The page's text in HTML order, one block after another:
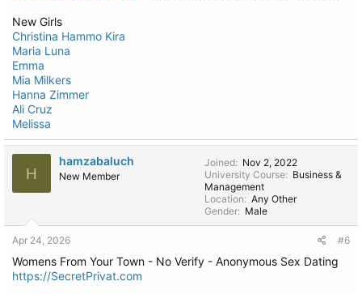
New Girls
Christina Hammo Kira
Maria Luna
Emma
Mia Milkers
Hanna Zimmer
Ali Cruz
Melissa
H
hamzabaluch
New Member
Joined
Nov 2, 2022
University Course
Business &
Management
Location
Any Other
Gender
Male
Apr 24, 2026 #6
Womens From Your Town - No Verify - Anonymous Sex Dating
https://SecretPrivat.com